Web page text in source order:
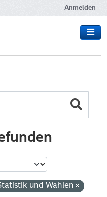
Anmelden
und Wahlen